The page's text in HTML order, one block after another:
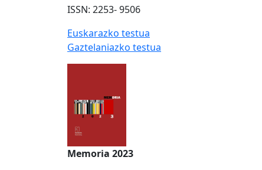
ISSN: 2253- 9506
Euskarazko testua
Gaztelaniazko testua
Memoria 2023